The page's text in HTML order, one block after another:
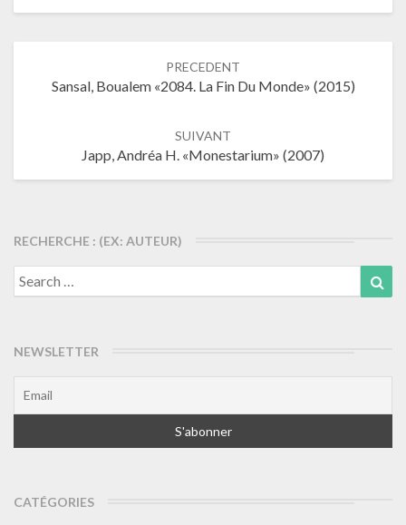
PRECEDENT
Sansal, Boualem «2084. La Fin Du Monde» (2015)
SUIVANT
Japp, Andréa H. «Monestarium» (2007)
RECHERCHE : (EX: AUTEUR)
Search
for:
NEWSLETTER
CATÉGORIES